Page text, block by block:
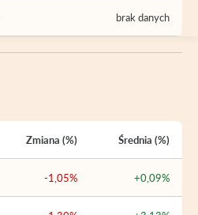
brak danych
Zmiana (%) Średnia (%)
-1,05% +0,09%